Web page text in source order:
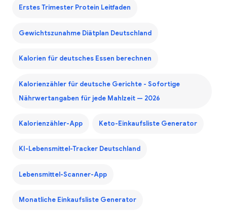
Erstes Trimester Protein Leitfaden
Gewichtszunahme Diätplan Deutschland
Kalorien für deutsches Essen berechnen
Kalorienzähler für deutsche Gerichte - Sofortige
Nährwertangaben für jede Mahlzeit — 2026
Kalorienzähler-App Keto-Einkaufsliste Generator
KI-Lebensmittel-Tracker Deutschland
Lebensmittel-Scanner-App
Monatliche Einkaufsliste Generator